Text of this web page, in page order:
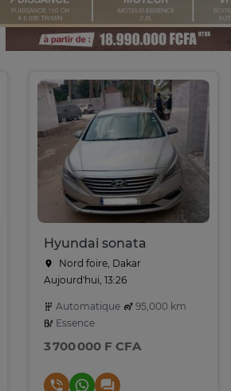
Hyundai sonata
Nord foire, Dakar
Aujourd'hui, 13:26
Automatique
95,000 km
Essence
3 700 000 F CFA